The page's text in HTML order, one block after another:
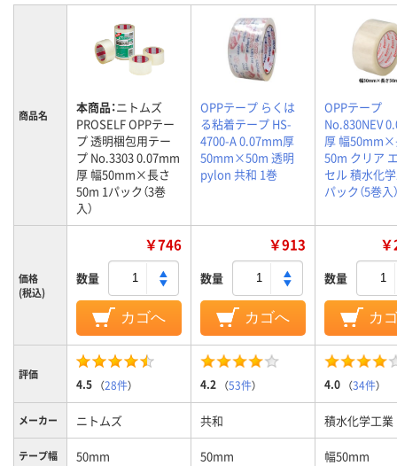
商品名 本商品：ニトムズ
PROSELF OPPテー
プ 透明梱包用テー
プ No.3303 0.07mm
厚 幅50mm×長さ
50m 1パック（3巻
入）
OPPテープ らくは
る粘着テープ HS-
4700-A 0.07mm厚
50mm×50m 透明
pylon 共和 1巻
OPPテープ
No.830NEV
厚 幅50mm×
50m クリア
セル 積水化
パック（5巻入
価格
(税込)
￥746
数量
カゴへ
￥913
数量
カゴへ
数量
カ
評価
4.5 （28件） 4.2 （53件） 4.0 （34件）
メーカー ニトムズ 共和 積水化学工業
テープ幅 50mm 50mm 幅50mm